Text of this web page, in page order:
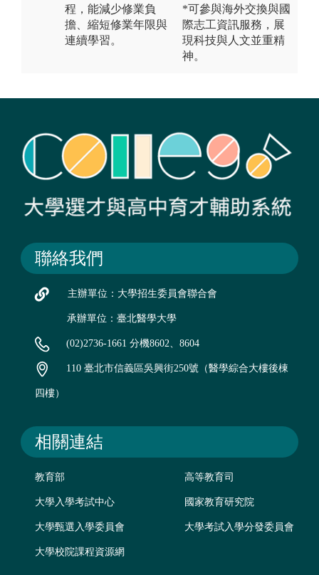
程，能減少修業負
擔、縮短修業年限與
連續學習。
*可參與海外交換與國
際志工資訊服務，展
現科技與人文並重精
神。
聯絡我們
主辦單位：大學招生委員會聯合會
承辦單位：臺北醫學大學
(02)2736-1661 分機8602、8604
110 臺北市信義區吳興街250號（醫學綜合大樓後棟
四樓）
相關連結
教育部 高等教育司
大學入學考試中心 國家教育研究院
大學甄選入學委員會 大學考試入學分發委員會
大學校院課程資源網